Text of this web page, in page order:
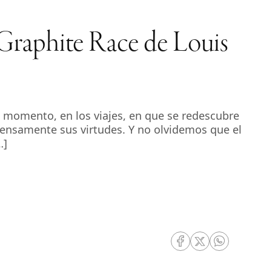
Race de Louis
en los viajes, en que se redescubre
sus virtudes. Y no olvidemos que el
RRSS Facebook
RRSS Twitter
RRSS